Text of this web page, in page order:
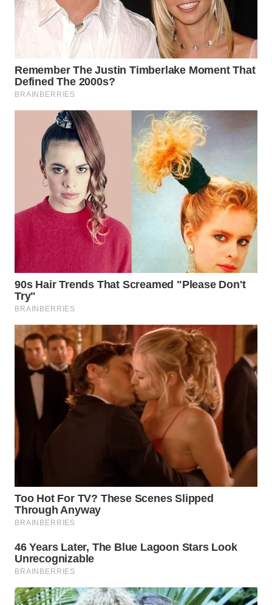
WN
KARAWANG
WN
BOGOR
WN
DEPOK
WN
TAPANULI
UTARA
WN
SAMOSIR
WN
PADANG
LAWAS
WN
SUMEDANG
WN
CIANJUR
WN
WN
TANGERANG
BINJAI
WN
CIREBON